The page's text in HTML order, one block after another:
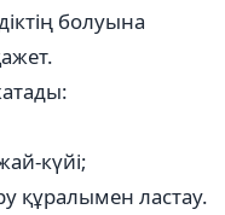
болуына
күйі;
құралымен ластау.